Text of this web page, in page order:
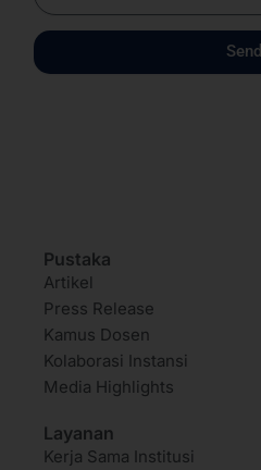
Send
Pustaka
Artikel
Press Release
Kamus Dosen
Kolaborasi Instansi
Media Highlights
Layanan
Kerja Sama Institusi